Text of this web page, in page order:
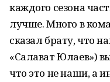
каждого сезона
лучше. Много в
сказал брату, что
«Салават Юлаев»)
что это не наши, а